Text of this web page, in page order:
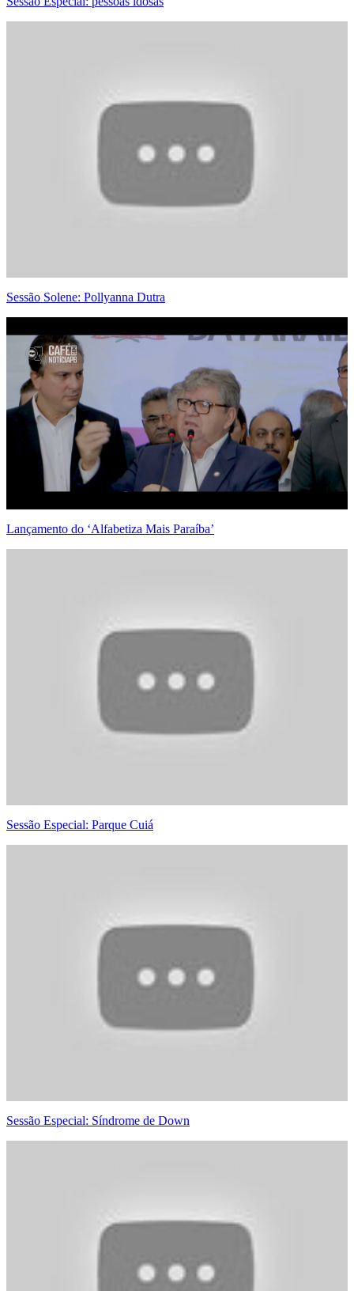
Sessão Solene: Pollyanna Dutra
Lançamento do ‘Alfabetiza Mais Paraíba’
Sessão Especial: Parque Cuiá
Sessão Especial: Síndrome de Down